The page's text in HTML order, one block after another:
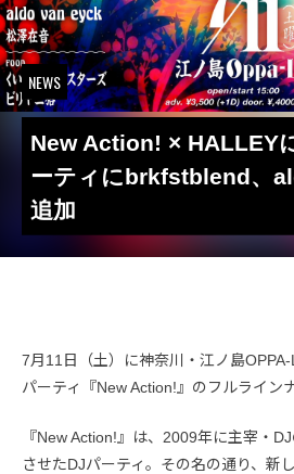
NEWS
New Action! × HALLEY
ーティにbrkfstblend、
追加
7月11日（土）に神奈川・江ノ島
パーティ『New Action!』のフルライン
『New Action!』は、2009年に主宰・
させたDJパーティ。その名の通り、新